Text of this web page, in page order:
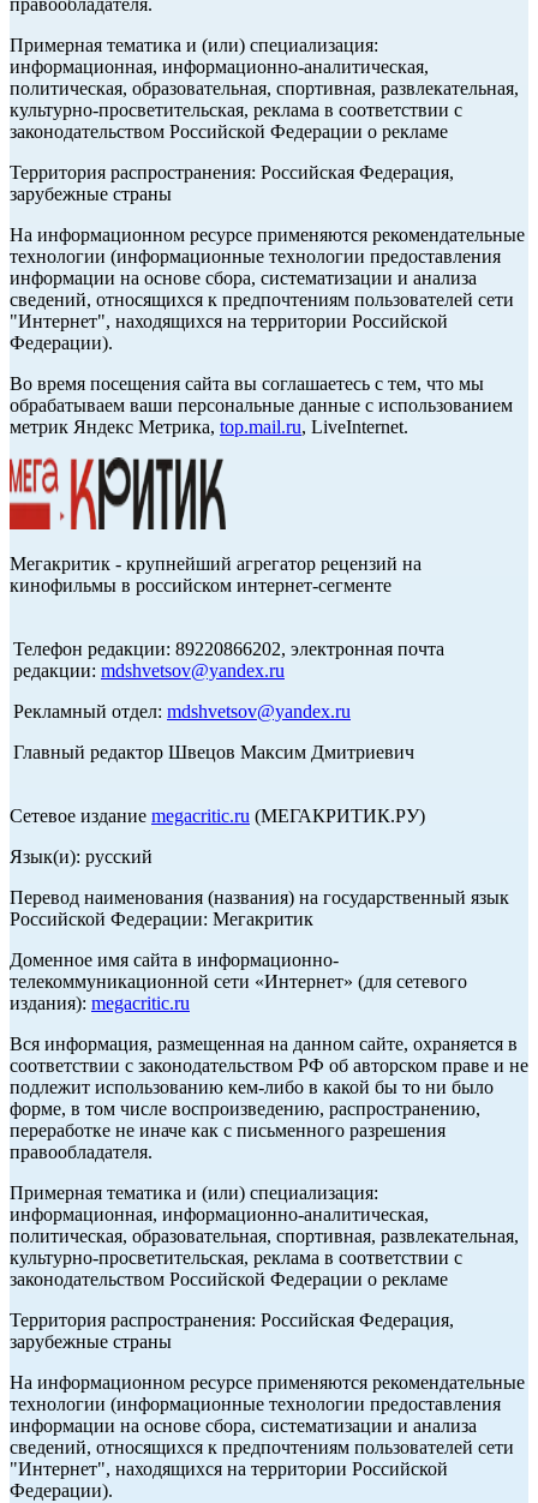
правообладателя.
Примерная тематика и (или) специализация:
информационная, информационно-аналитическая,
политическая, образовательная, спортивная, развлекательная,
культурно-просветительская, реклама в соответствии с
законодательством Российской Федерации о рекламе
Территория распространения: Российская Федерация,
зарубежные страны
На информационном ресурсе применяются рекомендательные
технологии (информационные технологии предоставления
информации на основе сбора, систематизации и анализа
сведений, относящихся к предпочтениям пользователей сети
"Интернет", находящихся на территории Российской
Федерации).
Во время посещения сайта вы соглашаетесь с тем, что мы
обрабатываем ваши персональные данные с использованием
метрик Яндекс Метрика, top.mail.ru, LiveInternet.
Мегакритик - крупнейший агрегатор рецензий на
кинофильмы в российском интернет-сегменте
Телефон редакции: 89220866202, электронная почта
редакции: mdshvetsov@yandex.ru
Рекламный отдел: mdshvetsov@yandex.ru
Главный редактор Швецов Максим Дмитриевич
Сетевое издание megacritic.ru (МЕГАКРИТИК.РУ)
Язык(и): русский
Перевод наименования (названия) на государственный язык
Российской Федерации: Мегакритик
Доменное имя сайта в информационно-
телекоммуникационной сети «Интернет» (для сетевого
издания): megacritic.ru
Вся информация, размещенная на данном сайте, охраняется в
соответствии с законодательством РФ об авторском праве и не
подлежит использованию кем-либо в какой бы то ни было
форме, в том числе воспроизведению, распространению,
переработке не иначе как с письменного разрешения
правообладателя.
Примерная тематика и (или) специализация:
информационная, информационно-аналитическая,
политическая, образовательная, спортивная, развлекательная,
культурно-просветительская, реклама в соответствии с
законодательством Российской Федерации о рекламе
Территория распространения: Российская Федерация,
зарубежные страны
На информационном ресурсе применяются рекомендательные
технологии (информационные технологии предоставления
информации на основе сбора, систематизации и анализа
сведений, относящихся к предпочтениям пользователей сети
"Интернет", находящихся на территории Российской
Федерации).